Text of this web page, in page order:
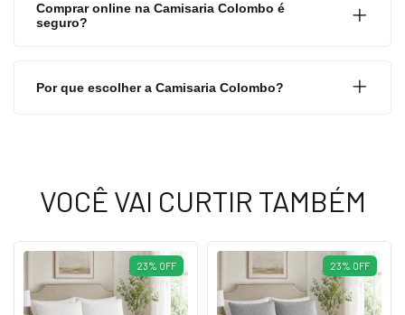
Comprar online na Camisaria Colombo é
seguro?
Por que escolher a Camisaria Colombo?
VOCÊ VAI CURTIR TAMBÉM
23% OFF 23% OFF